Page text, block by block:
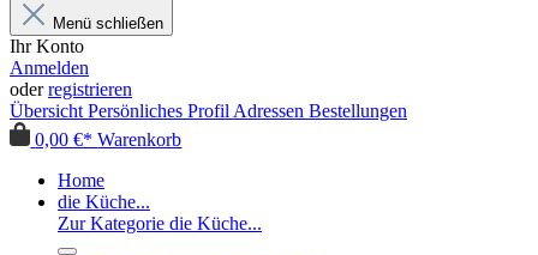
Menü schließen
Ihr Konto
Anmelden
oderregistrieren
Übersicht Persönliches Profil Adressen Bestellungen
0,00 €*Warenkorb
Home
die Küche...
Zur Kategorie die Küche...